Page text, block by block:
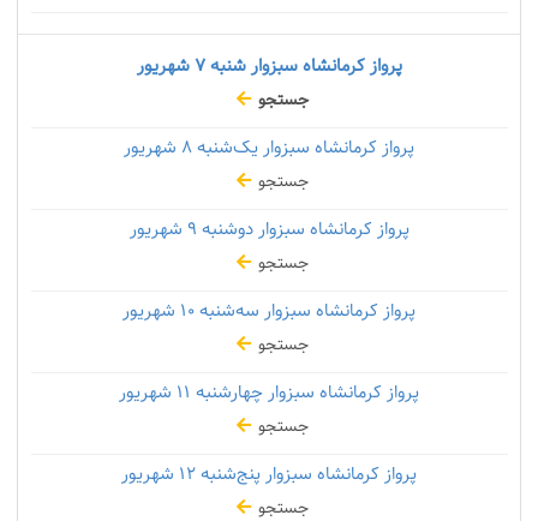
پرواز کرمانشاه سبزوار شنبه۷ شهریور
جستجو
پرواز کرمانشاه سبزوار یک‌شنبه
جستجو
پرواز کرمانشاه سبزوار دوشنبه
جستجو
پرواز کرمانشاه سبزوار سه‌شنبه
جستجو
پرواز کرمانشاه سبزوار چهارشنبه
جستجو
پرواز کرمانشاه سبزوار پنج‌شنبه
جستجو